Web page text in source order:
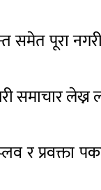
समेत पूरा
लेख्न
प्रवक्ता